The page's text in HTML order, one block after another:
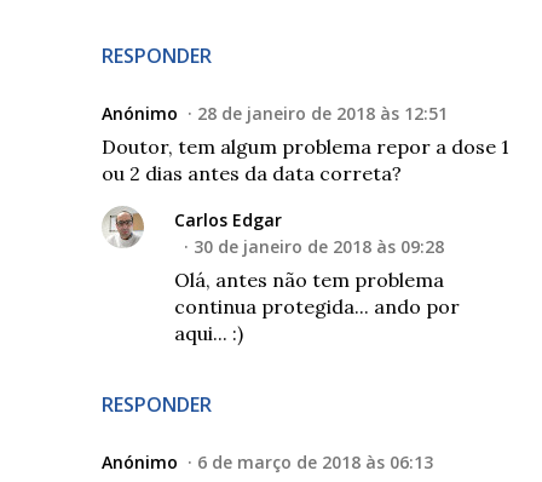
RESPONDER
Anónimo 28 de janeiro de 2018 às 12:51
Doutor, tem algum problema repor a dose 1
ou 2 dias antes da data correta?
RESPONDER
Carlos Edgar
30 de janeiro de 2018 às 09:28
Olá, antes não tem problema
continua protegida... ando por
aqui... :)
Anónimo 6 de março de 2018 às 06:13